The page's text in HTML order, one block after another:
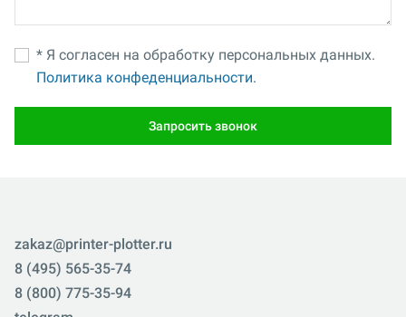
* Я согласен на обработку персональных данных.
Политика конфеденциальности.
Запросить звонок
zakaz@printer-plotter.ru
8 (495) 565-35-74
8 (800) 775-35-94